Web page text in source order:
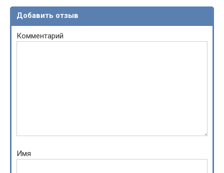
Добавить отзыв
Комментарий
Имя